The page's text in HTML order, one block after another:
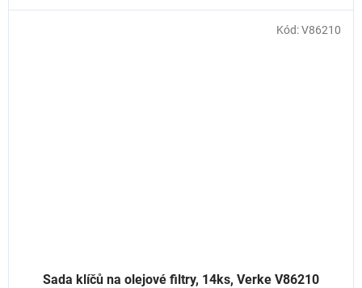
Sada klíčů na olejové filtry, 14ks, Verke V86210
Kód:V86210